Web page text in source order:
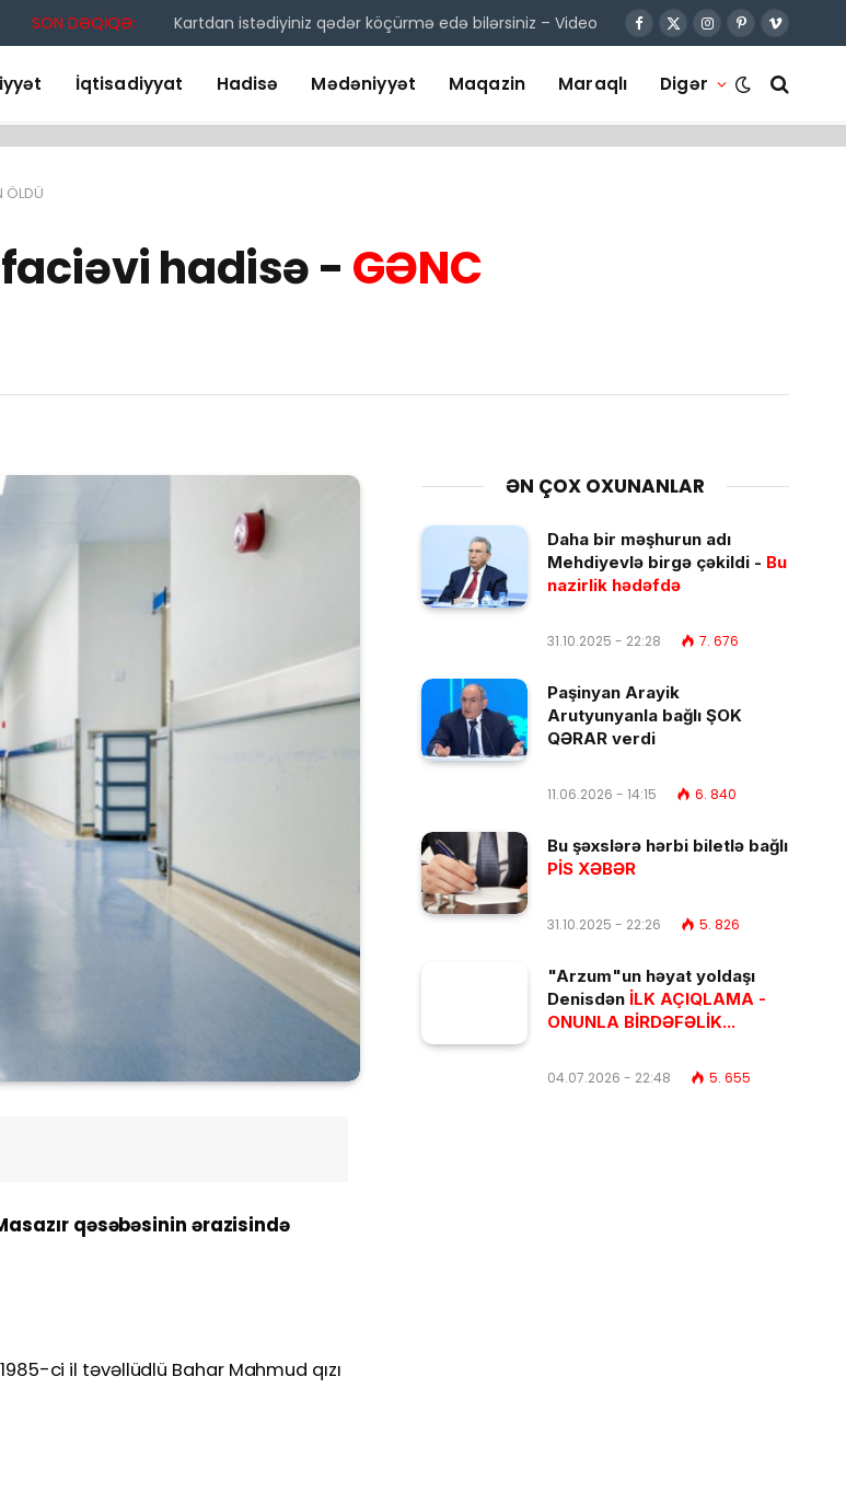
SON DƏQİQƏ: Kartdan istədiyiniz qədər köçürmə edə bilərsiniz – Video Facebook
X
Instagram
Pinterest
Vimeo
İqtisadiyyat Hadisə Mədəniyyət Maqazin Maraqlı Digər
hadisə - GƏNC
qəsəbəsinin ərazisində
ci il təvəllüdlü Bahar Mahmud qızı
ƏN ÇOX OXUNANLAR
Daha bir məşhurun adı
Mehdiyevlə birgə çəkildi - Bu
nazirlik hədəfdə
31.10.2025 - 22:28 7. 676
Paşinyan Arayik
Arutyunyanla bağlı ŞOK
QƏRAR verdi
11.06.2026 - 14:15 6. 840
Bu şəxslərə hərbi biletlə bağlı
PİS XƏBƏR
31.10.2025 - 22:26 5. 826
"Arzum"un həyat yoldaşı
Denisdən İLK AÇIQLAMA -
ONUNLA BİRDƏFƏLİK...
04.07.2026 - 22:48 5. 655